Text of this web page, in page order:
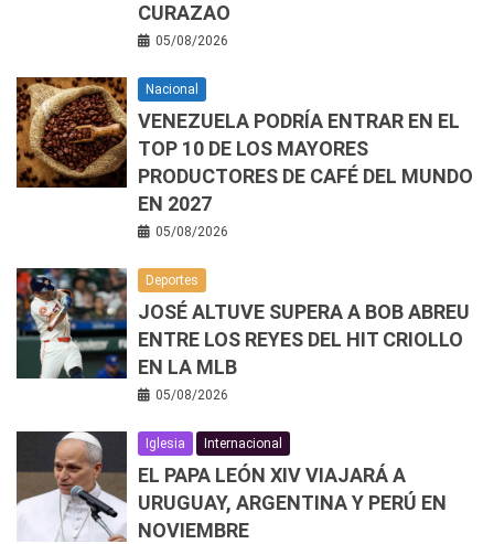
CURAZAO
05/08/2026
Nacional
VENEZUELA PODRÍA ENTRAR EN EL
TOP 10 DE LOS MAYORES
PRODUCTORES DE CAFÉ DEL MUNDO
EN 2027
05/08/2026
Deportes
JOSÉ ALTUVE SUPERA A BOB ABREU
ENTRE LOS REYES DEL HIT CRIOLLO
EN LA MLB
05/08/2026
Iglesia Internacional
EL PAPA LEÓN XIV VIAJARÁ A
URUGUAY, ARGENTINA Y PERÚ EN
NOVIEMBRE